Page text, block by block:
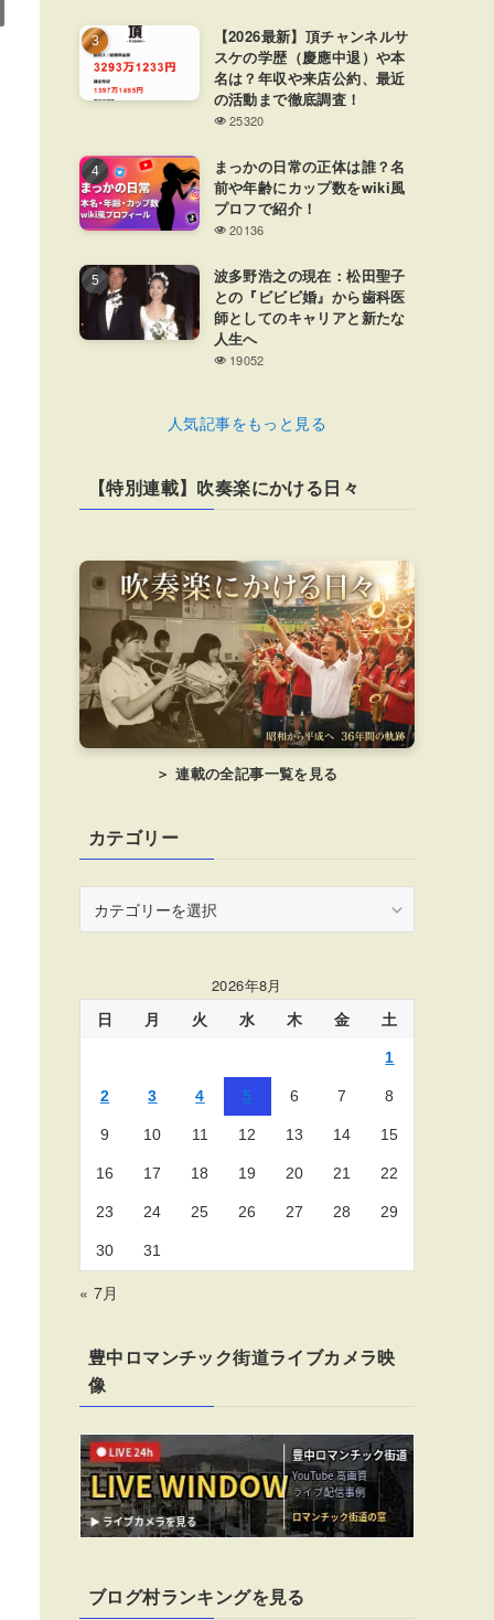
【2026最新】頂チャンネルサ
スケの学歴（慶應中退）や本
名は？年収や来店公約、最近
の活動まで徹底調査！
25320
まっかの日常の正体は誰？名
前や年齢にカップ数をwiki風
プロフで紹介！
20136
波多野浩之の現在：松田聖子
との『ビビビ婚』から歯科医
師としてのキャリアと新たな
人生へ
19052
人気記事をもっと見る
【特別連載】吹奏楽にかける日々
＞ 連載の全記事一覧を見る
カテゴリー
ー
2026年8月
日 月 火 水 木 金 土
1
2 3 4 5 6 7 8
9 10 11 12 13 14 15
16 17 18 19 20 21 22
23 24 25 26 27 28 29
30 31
« 7月
豊中ロマンチック街道ライブカメラ映
像
ブログ村ランキングを見る